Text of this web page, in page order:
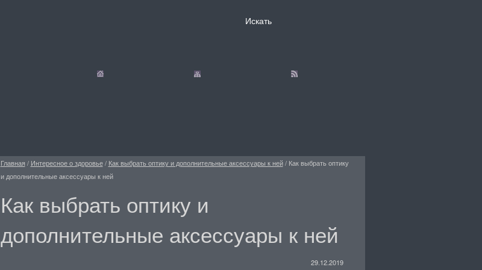
Главная / Интересное о здоровье/ Как выбрать оптику и дополнительные аксессуары к ней/ Как выбрать оптику
и дополнительные аксессуары к ней
Как выбрать оптику и
дополнительные аксессуары к ней
29.12.2019